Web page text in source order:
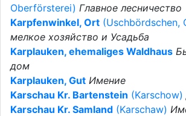
Oberförsterei) Главное лесничество
Karpfenwinkel, Ort (Uschbördschen,
мелкое хозяйство и Усадьба
Karplauken, ehemaliges Waldhaus
дом
Karplauken, Gut Имение
Karschau Kr. Bartenstein (Karschow)
Karschau Kr. Samland (Karschaw)